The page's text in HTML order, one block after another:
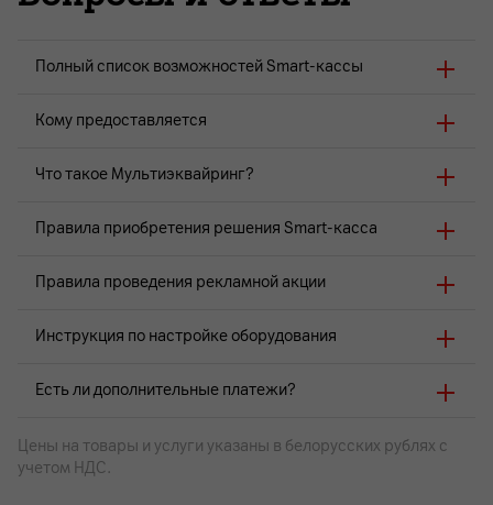
Полный список возможностей Smart-кассы
Кому предоставляется
Что такое Мультиэквайринг?
Правила приобретения решения Smart-касса
Правила проведения рекламной акции
Инструкция по настройке оборудования
Есть ли дополнительные платежи?
Цены на товары и услуги указаны в белорусских рублях с
учетом НДС.